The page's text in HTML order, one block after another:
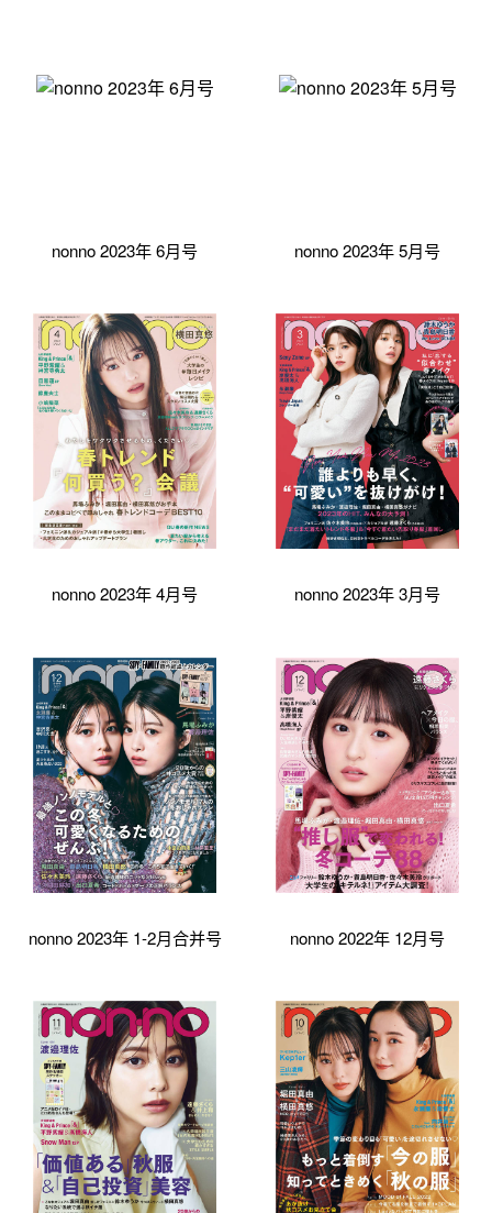
nonno 2023年 6月号 nonno 2023年 5月号
nonno 2023年 4月号 nonno 2023年 3月号
nonno 2023年 1-2月合并号 nonno 2022年 12月号